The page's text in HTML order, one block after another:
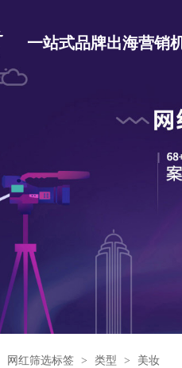
一站式品牌出海营销
网红筛选标签 > 类型 > 美妆